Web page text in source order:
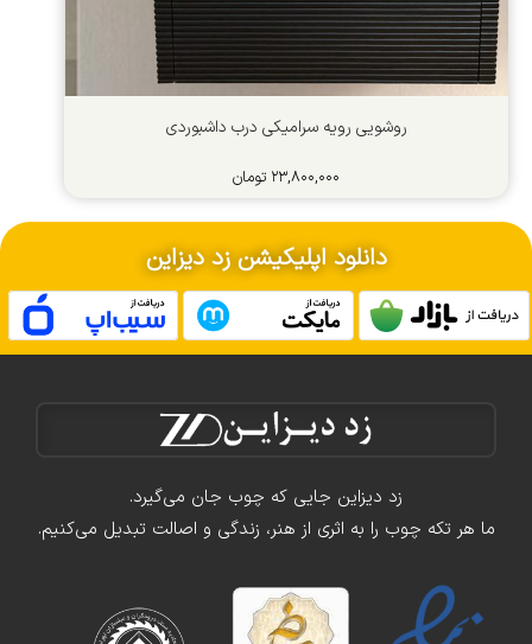
روشویی رویه سرامیکی درب داشبوردی
۲۳,۸۰۰,۰۰۰ تومان
دانلود اپلیکیشن زد دیزاین
زد دیزاین جایی که چوب جان می‌گیرد.
ما هر تکه چوب را به اثری از هنر، زندگی و اصالت تبدیل می‌کنیم.